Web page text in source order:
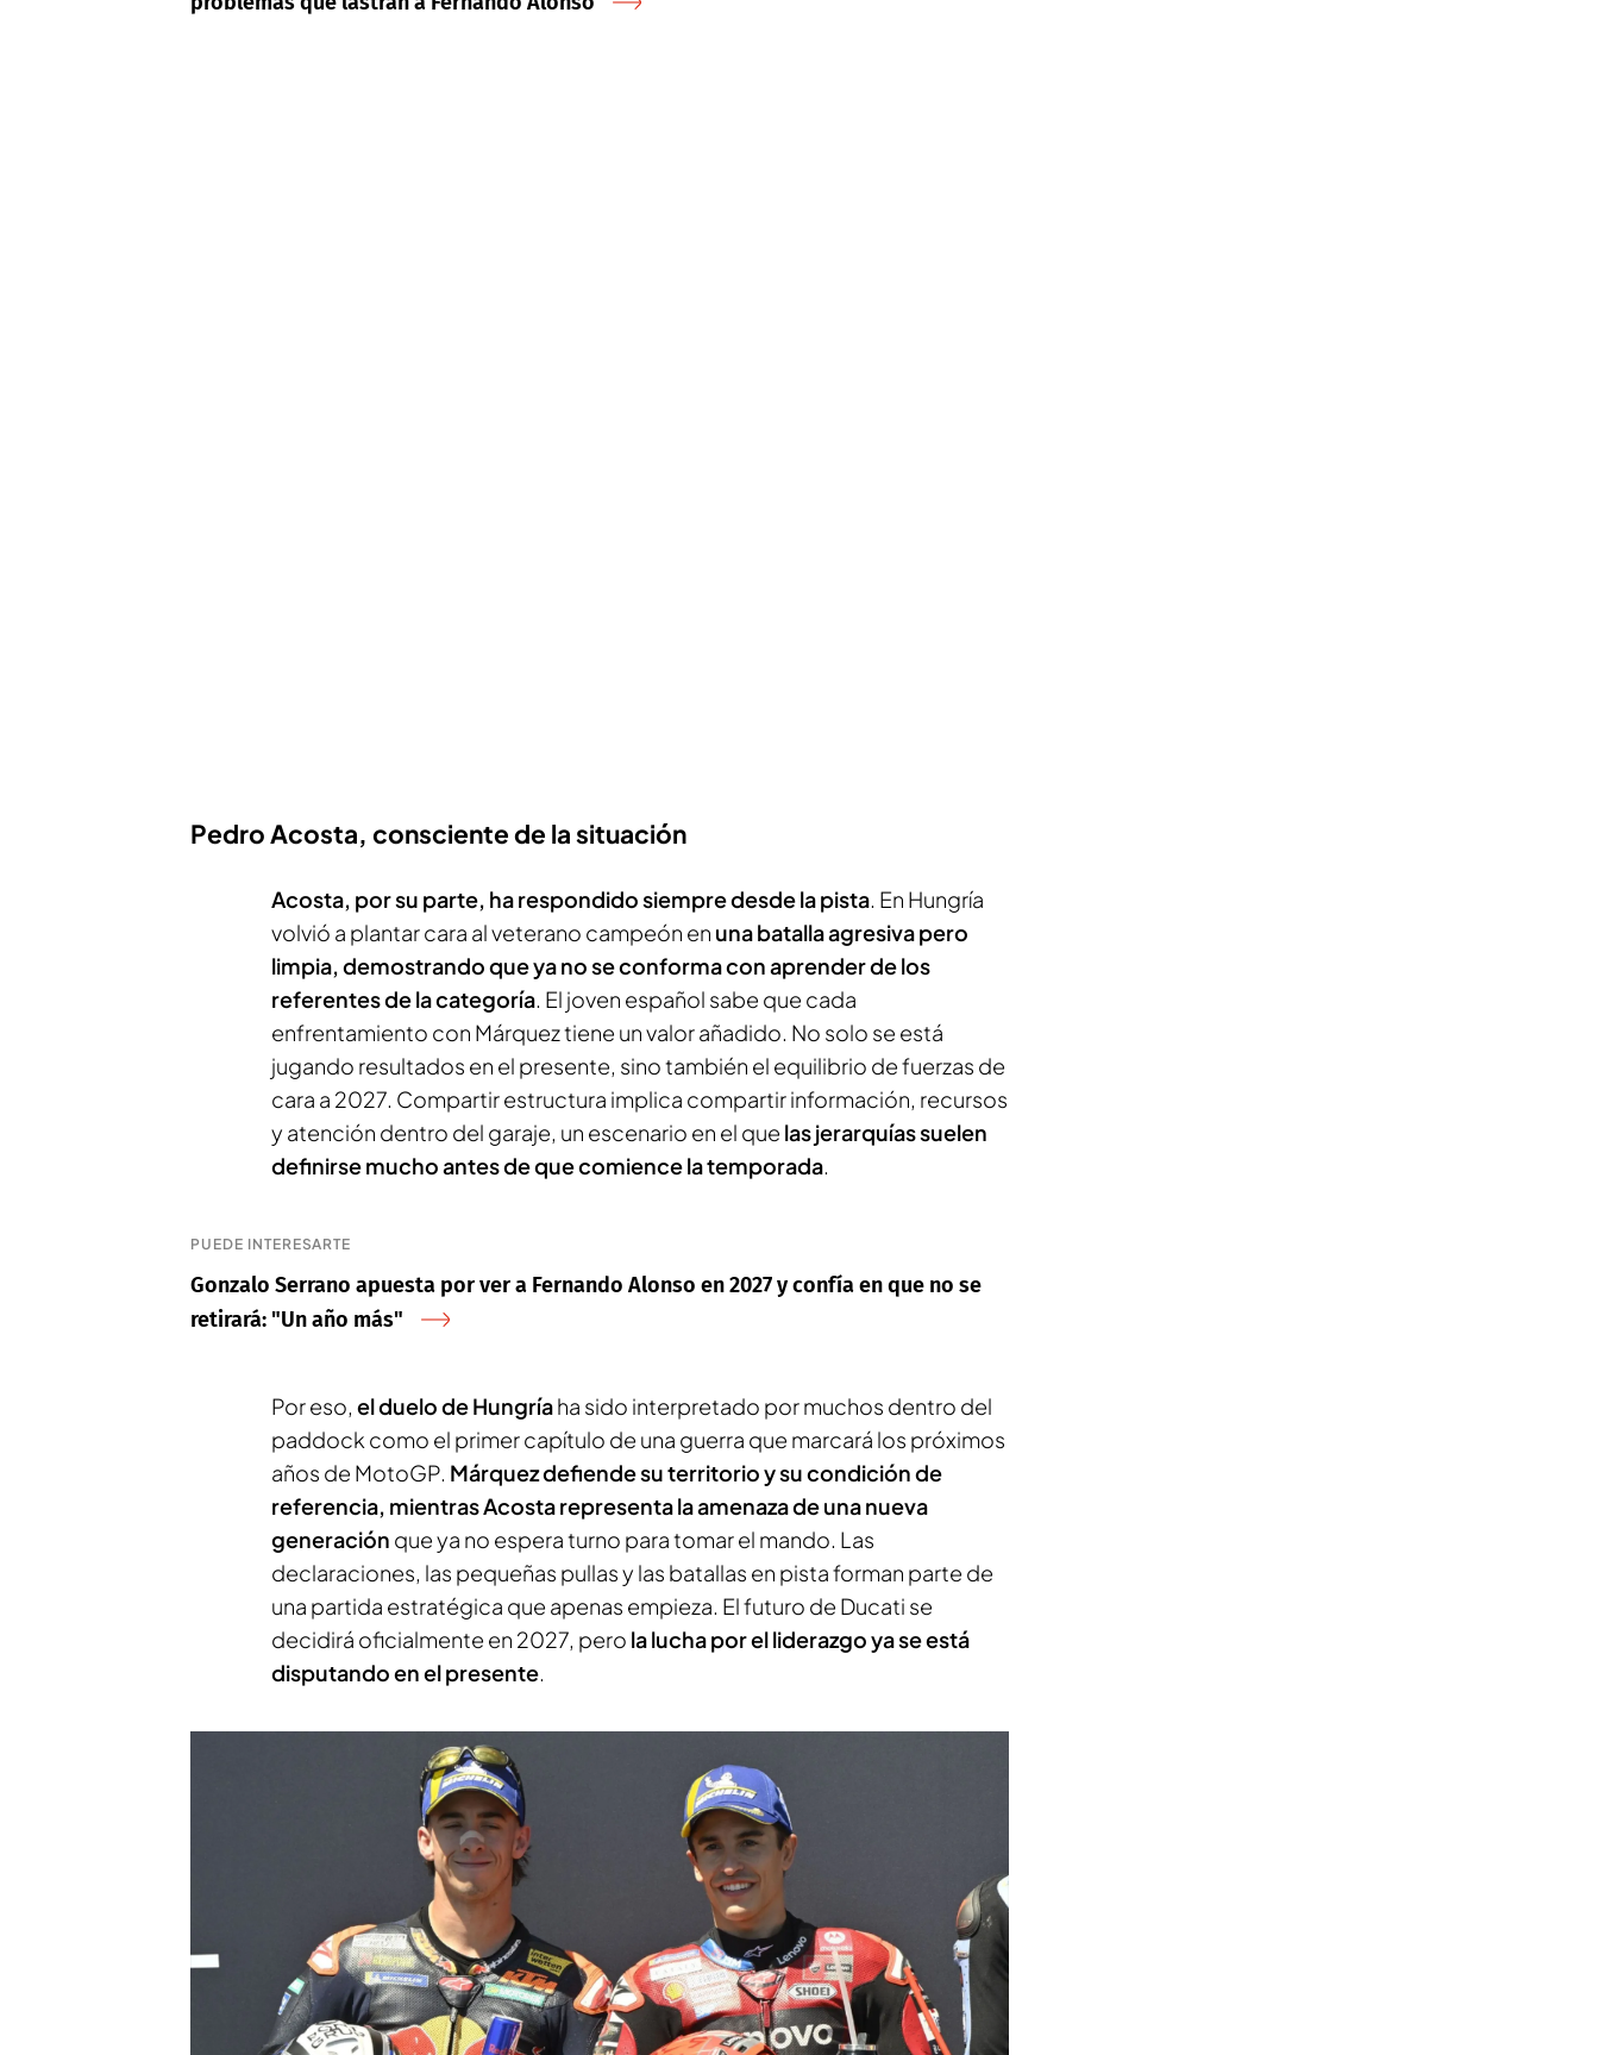
Pedro Acosta, consciente de la situación
Acosta, por su parte, ha respondido siempre desde la pista. En Hungría
volvió a plantar cara al veterano campeón en una batalla agresiva pero
limpia, demostrando que ya no se conforma con aprender de los
referentes de la categoría. El joven español sabe que cada
enfrentamiento con Márquez tiene un valor añadido. No solo se está
jugando resultados en el presente, sino también el equilibrio de fuerzas de
cara a 2027. Compartir estructura implica compartir información, recursos
y atención dentro del garaje, un escenario en el que las jerarquías suelen
definirse mucho antes de que comience la temporada.
PUEDE INTERESARTE
Gonzalo Serrano apuesta por ver a Fernando Alonso en 2027 y confía en que no se
retirará: "Un año más"
Por eso, el duelo de Hungríaha sido interpretado por muchos dentro del
paddock como el primer capítulo de una guerra que marcará los próximos
años de MotoGP. Márquez defiende su territorio y su condición de
referencia, mientras Acosta representa la amenaza de una nueva
generación que ya no espera turno para tomar el mando. Las
declaraciones, las pequeñas pullas y las batallas en pista forman parte de
una partida estratégica que apenas empieza. El futuro de Ducati se
decidirá oficialmente en 2027, pero la lucha por el liderazgo ya se está
disputando en el presente.